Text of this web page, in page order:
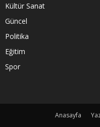
Kültür Sanat
Güncel
Politika
Eğitim
Spor
Anasayfa